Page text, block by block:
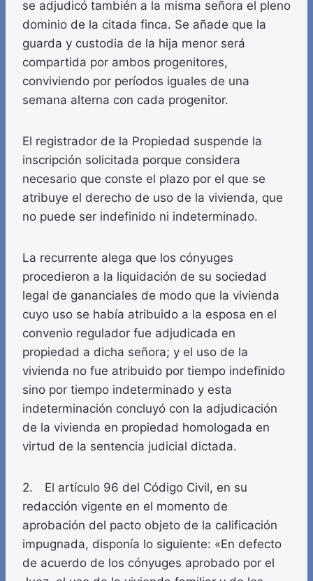
se adjudicó también a la misma señora el pleno
dominio de la citada finca. Se añade que la
guarda y custodia de la hija menor será
compartida por ambos progenitores,
conviviendo por períodos iguales de una
semana alterna con cada progenitor.
El registrador de la Propiedad suspende la
inscripción solicitada porque considera
necesario que conste el plazo por el que se
atribuye el derecho de uso de la vivienda, que
no puede ser indefinido ni indeterminado.
La recurrente alega que los cónyuges
procedieron a la liquidación de su sociedad
legal de gananciales de modo que la vivienda
cuyo uso se había atribuido a la esposa en el
convenio regulador fue adjudicada en
propiedad a dicha señora; y el uso de la
vivienda no fue atribuido por tiempo indefinido
sino por tiempo indeterminado y esta
indeterminación concluyó con la adjudicación
de la vivienda en propiedad homologada en
virtud de la sentencia judicial dictada.
2. El artículo 96 del Código Civil, en su
redacción vigente en el momento de
aprobación del pacto objeto de la calificación
impugnada, disponía lo siguiente: «En defecto
de acuerdo de los cónyuges aprobado por el